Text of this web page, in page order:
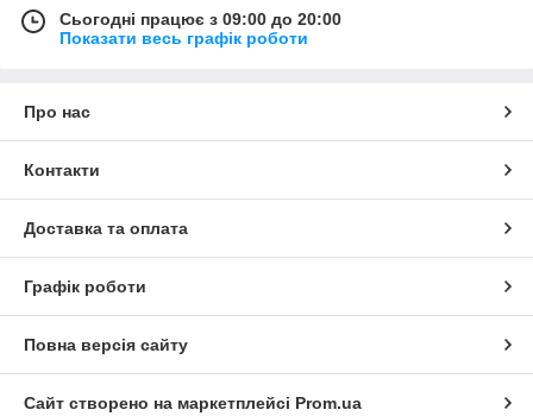
Сьогодні працює з 09:00 до 20:00
Показати весь графік роботи
Про нас
Контакти
Доставка та оплата
Графік роботи
Повна версія сайту
Сайт створено на маркетплейсі Prom.ua